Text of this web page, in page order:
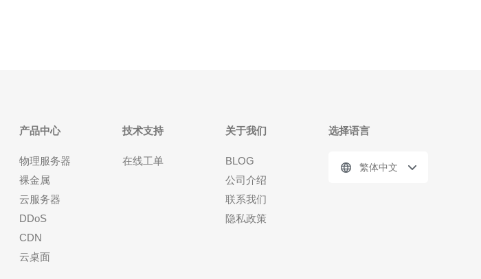
产品中心
物理服务器
裸金属
云服务器
DDoS
CDN
云桌面
技术支持
在线工单
关于我们
BLOG
公司介绍
联系我们
隐私政策
选择语言
繁体中文